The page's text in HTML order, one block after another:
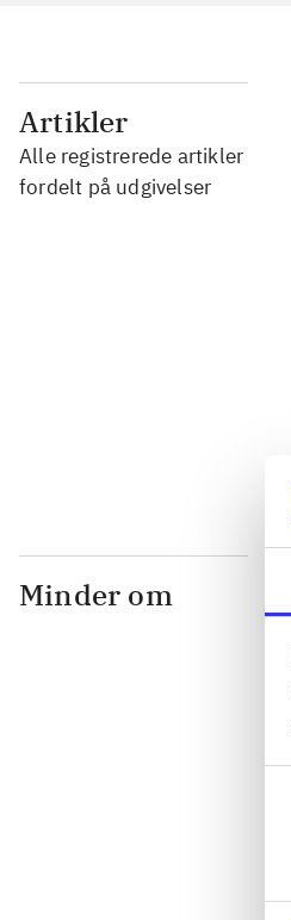
Artikler
Alle registrerede artikler
fordelt på udgivelser
Minder om